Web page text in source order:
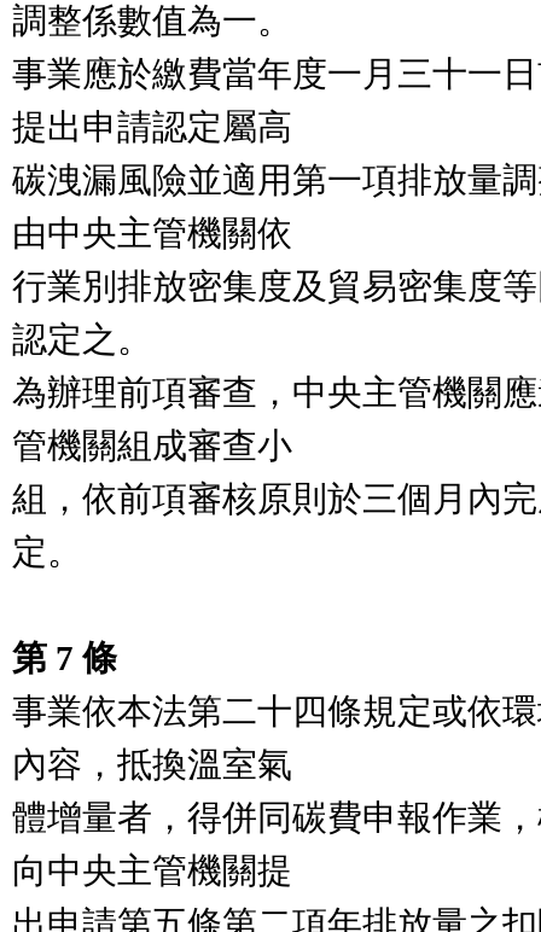
調整係數值為一。
事業應於繳費當年度一月三十一
提出申請認定屬高
碳洩漏風險並適用第一項排放量
由中央主管機關依
行業別排放密集度及貿易密集度
認定之。
為辦理前項審查，中央主管機關
管機關組成審查小
組，依前項審核原則於三個月內
定。
第 7 條
事業依本法第二十四條規定或依
內容，抵換溫室氣
體增量者，得併同碳費申報作業
向中央主管機關提
出申請第五條第二項年排放量之